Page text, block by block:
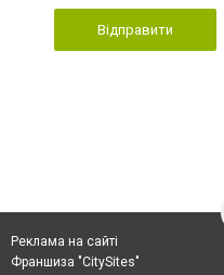
Відправити
Реклама на сайті
Франшиза "CitySites"